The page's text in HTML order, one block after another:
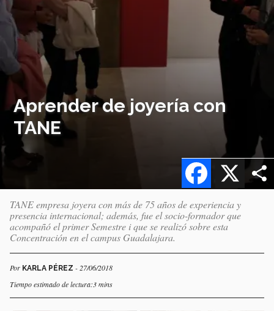
Aprender de joyería con
TANE
X
Facebook
TANE empresa joyera con más de 75 años de experiencia y
presencia internacional; además, fue el socio-formador que
acompañó el primer Semestre i que se realizó sobre esta
Concentración en el campus Guadalajara.
Por KARLA PÉREZ - 27/06/2018
Tiempo estimado de lectura:3 mins